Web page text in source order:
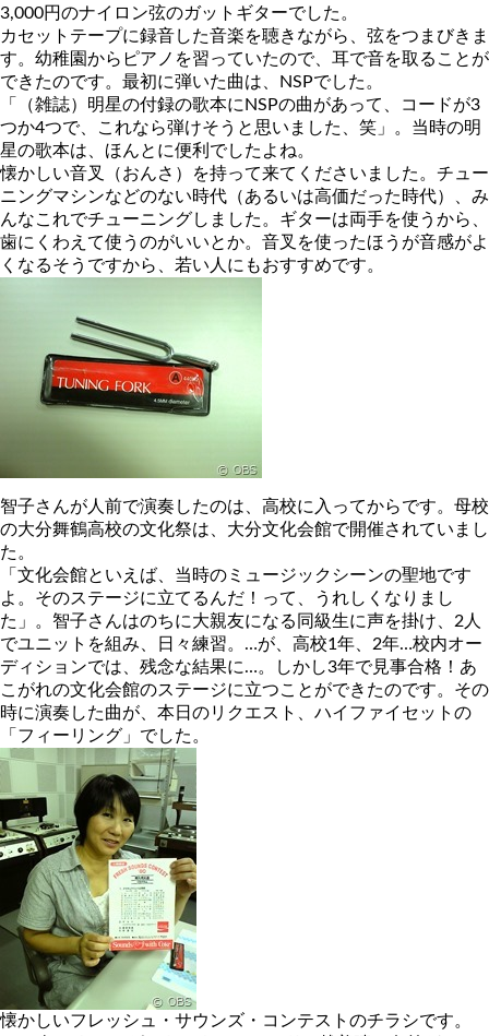
3,000円のナイロン弦のガットギターでした。
カセットテープに録音した音楽を聴きながら、弦をつまびきま
す。幼稚園からピアノを習っていたので、耳で音を取ることが
できたのです。最初に弾いた曲は、NSPでした。
「（雑誌）明星の付録の歌本にNSPの曲があって、コードが3
つか4つで、これなら弾けそうと思いました、笑」。当時の明
星の歌本は、ほんとに便利でしたよね。
懐かしい音叉（おんさ）を持って来てくださいました。チュー
ニングマシンなどのない時代（あるいは高価だった時代）、み
んなこれでチューニングしました。ギターは両手を使うから、
歯にくわえて使うのがいいとか。音叉を使ったほうが音感がよ
くなるそうですから、若い人にもおすすめです。
智子さんが人前で演奏したのは、高校に入ってからです。母校
の大分舞鶴高校の文化祭は、大分文化会館で開催されていまし
た。
「文化会館といえば、当時のミュージックシーンの聖地です
よ。そのステージに立てるんだ！って、うれしくなりまし
た」。智子さんはのちに大親友になる同級生に声を掛け、2人
でユニットを組み、日々練習。…が、高校1年、2年…校内オー
ディションでは、残念な結果に…。しかし3年で見事合格！あ
こがれの文化会館のステージに立つことができたのです。その
時に演奏した曲が、本日のリクエスト、ハイファイセットの
「フィーリング」でした。
懐かしいフレッシュ・サウンズ・コンテストのチラシです。